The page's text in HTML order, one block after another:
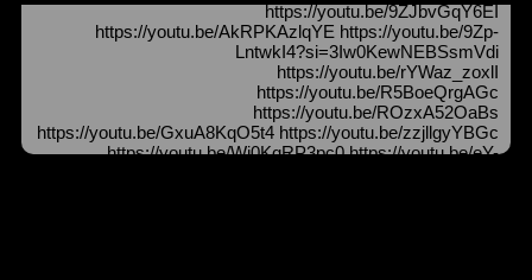
https://youtu.be/9ZJbvGqY6EI
https://youtu.be/AkRPKAzlqYE https://youtu.be/9Zp-
LntwkI4?si=3Iw0KewNEBSsmVdi
https://youtu.be/rYWaz_zoxlI
https://youtu.be/R5BoeQrgAGc
https://youtu.be/ROzxA52OaBs
https://youtu.be/GxuA8KqO5t4 https://youtu.be/zzjllgyYBGc
https://youtu.be/Wj0KqRP3pc0 https://youtu.be/eY-